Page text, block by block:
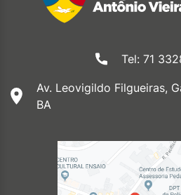
Tel: 71
Av. Leovigildo Filgueiras,
BA